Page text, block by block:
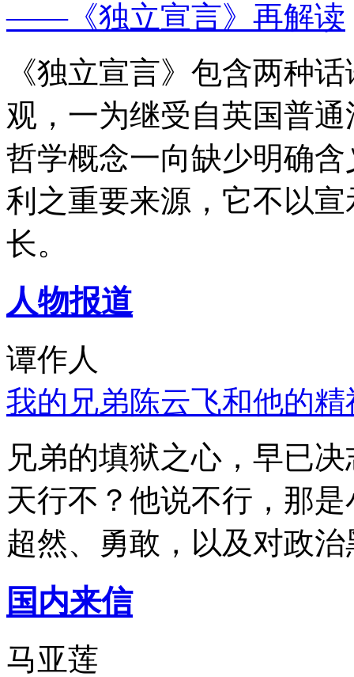
——《独立宣言》再解读
《独立宣言》包含两种
观，一为继受自英国普
哲学概念一向缺少明确
利之重要来源，它不以
长。
人物报道
谭作人
我的兄弟陈云飞和他的
兄弟的填狱之心，早已
天行不？他说不行，那
超然、勇敢，以及对政
国内来信
马亚莲